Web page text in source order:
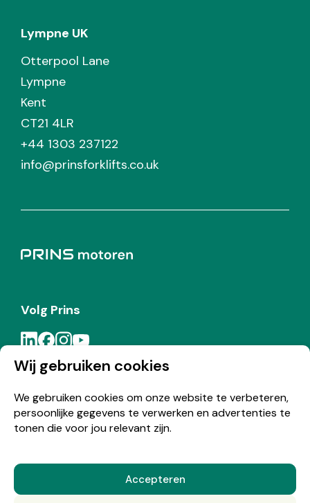
Wij gebruiken cookies
We gebruiken cookies om onze website te verbeteren,
persoonlijke gegevens te verwerken en advertenties te
tonen die voor jou relevant zijn.
Accepteren
Lympne UK
Otterpool Lane
Lympne
Kent
CT21 4LR
+44 1303 237122
info@prinsforklifts.co.uk
Volg Prins
Meld je aan voor de Prins nieuwsbrief
© Copyright 2026 Prins